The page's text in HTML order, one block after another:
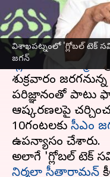
విశాఖపట్నంలో 'గ్లోబల్ టెక్
జగన్
ఈ వార్తాకథనం ఏంటి
విశాఖపట్నంలోని
'గ్లోబల్‌ టెక్‌ సమ్మిట్‌'
శుక్రవారం
పరిజ్ఞానంతో పాటు
ఆవిష్కరణలపై
10గంటలకు సీఎం
ఉపన్యాసం చేశారు.
అలాగే 'గ్లోబల్‌ టెక్‌
నిర్మలా సీతారామన్‌